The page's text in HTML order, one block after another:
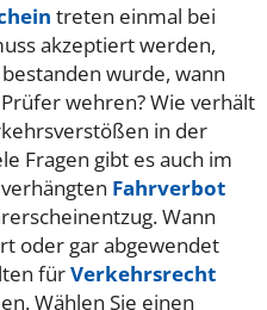
treten einmal bei
akzeptiert werden,
wurde, wann
wehren? Wie verhält
in der
Fragen gibt es auch im
Fahrverbot
Wann
oder gar abgewendet
fürVerkehrsrecht
Wählen Sie einen